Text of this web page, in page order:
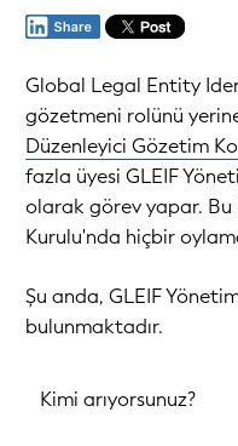
Global Legal Entity
gözetmeni rolünü
Düzenleyici Gözetim
fazla üyesi GLEIF
olarak görev yapar. Bu
Kurulu'nda hiçbir
Şu anda, GLEIF
bulunmaktadır.